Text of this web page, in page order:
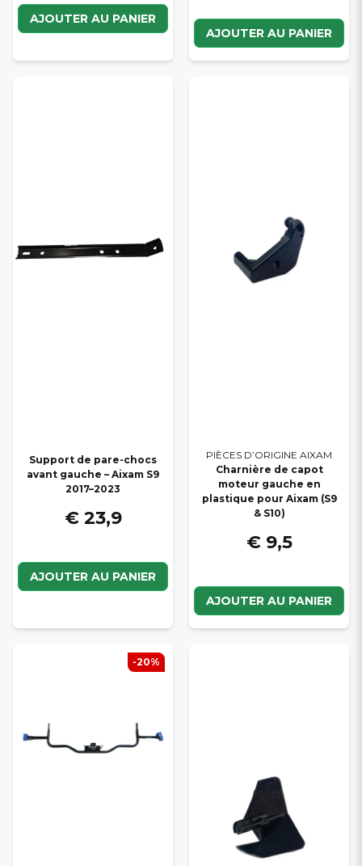
AJOUTER AU PANIER
AJOUTER AU PANIER
Support de pare-chocs
avant gauche – Aixam S9
2017–2023
€ 23,9
AJOUTER AU PANIER
PIÈCES D’ORIGINE AIXAM
Charnière de capot
moteur gauche en
plastique pour Aixam (S9
& S10)
€ 9,5
AJOUTER AU PANIER
-20%